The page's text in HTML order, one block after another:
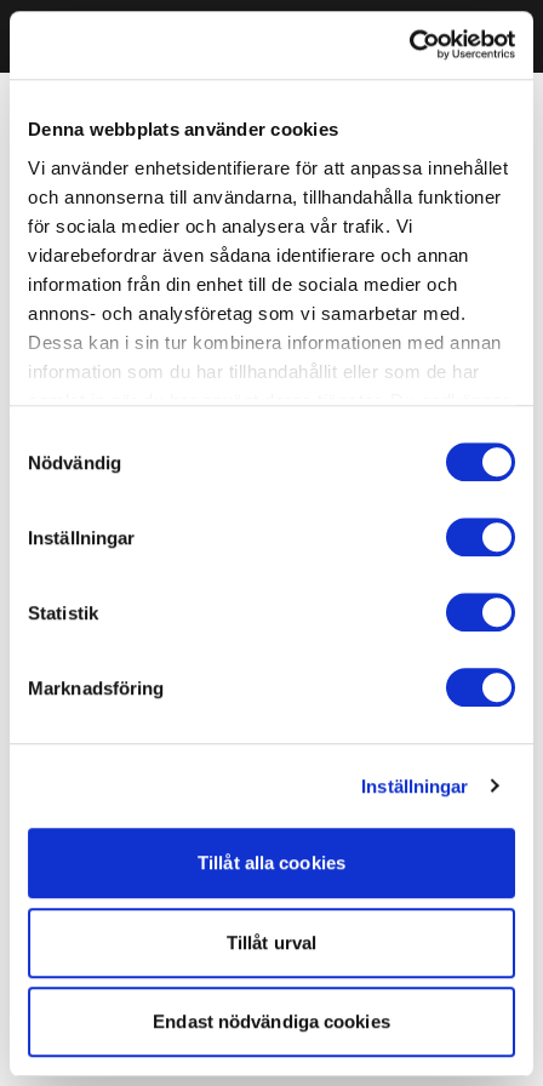
Denna webbplats använder cookies
Vi använder enhetsidentifierare för att anpassa innehållet
och annonserna till användarna, tillhandahålla funktioner
för sociala medier och analysera vår trafik. Vi
vidarebefordrar även sådana identifierare och annan
information från din enhet till de sociala medier och
annons- och analysföretag som vi samarbetar med.
Dessa kan i sin tur kombinera informationen med annan
information som du har tillhandahållit eller som de har
Nödvändig
Inställningar
Statistik
Marknadsföring
Inställningar
Tillåt alla cookies
Tillåt urval
Endast nödvändiga cookies